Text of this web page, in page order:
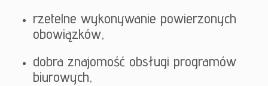
rzetelne wykonywanie powierzonych
obowiązków,
dobra znajomość obsługi programów
biurowych,